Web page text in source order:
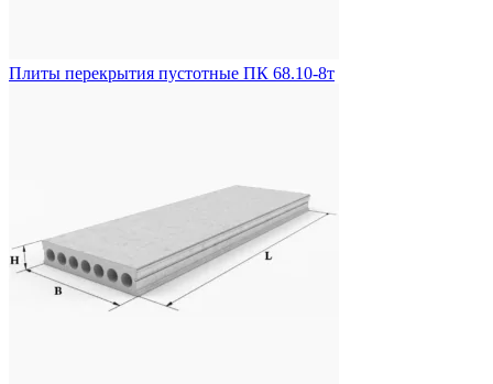
Плиты перекрытия пустотные ПК 68.10-8т